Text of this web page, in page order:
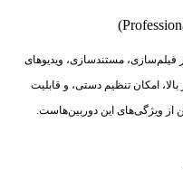
فیلم‌سازی، مستندسازی، ویدیوهای
امکان تنظیم دستی، و قابلیت
از ویژگی‌های این دوربین‌هاست.